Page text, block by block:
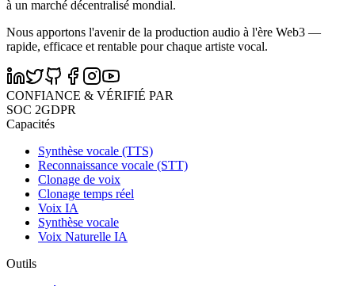
à un marché décentralisé mondial.
Nous apportons l'avenir de la production audio à l'ère Web3 —
rapide, efficace et rentable pour chaque artiste vocal.
CONFIANCE & VÉRIFIÉ PAR
SOC 2GDPR
Capacités
Synthèse vocale (TTS)
Reconnaissance vocale (STT)
Clonage de voix
Clonage temps réel
Voix IA
Synthèse vocale
Voix Naturelle IA
Outils